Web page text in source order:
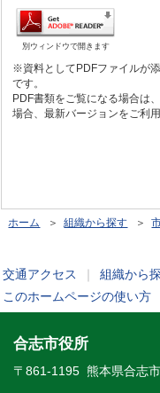
別ウィンドウで開きます
※資料としてPDFファイルが
です。
PDF書類をご覧になる場合は
場合、最新バージョンをご利用
ホーム ＞組織から探す ＞
交通アクセス 組織から
このホームページの使い方
合志市役所
〒861-1195 熊本県合志